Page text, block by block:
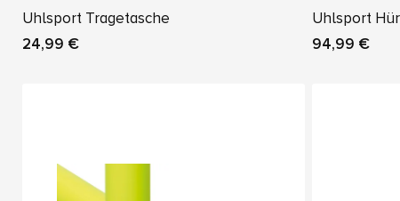
Uhlsport Tragetasche
24,99 €
Uhlsport
94,99 €